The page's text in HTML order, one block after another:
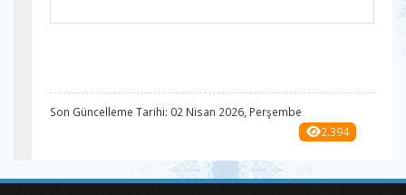
Son Güncelleme Tarihi: 02 Nisan 2026, Perşembe
2.394